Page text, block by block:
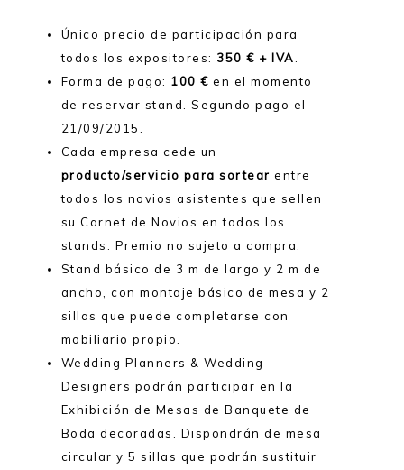
Único precio de participación para
todos los expositores: 350 € + IVA.
Forma de pago: 100 € en el momento
de reservar stand. Segundo pago el
21/09/2015.
Cada empresa cede un
producto/servicio para sortear entre
todos los novios asistentes que sellen
su Carnet de Novios en todos los
stands. Premio no sujeto a compra.
Stand básico de 3 m de largo y 2 m de
ancho, con montaje básico de mesa y 2
sillas que puede completarse con
mobiliario propio.
Wedding Planners & Wedding
Designers podrán participar en la
Exhibición de Mesas de Banquete de
Boda decoradas. Dispondrán de mesa
circular y 5 sillas que podrán sustituir